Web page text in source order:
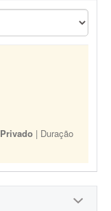
Privado | Duração